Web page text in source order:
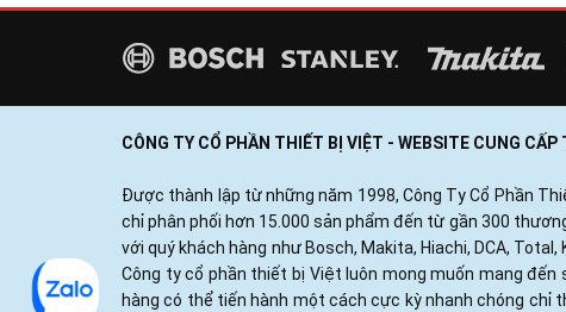
CÔNG TY CỔ PHẦN THIẾT BỊ VIỆT - WEBSITE CUNG
Được thành lập từ những năm 1998, Công Ty Cổ Phần
chỉ phân phối hơn 15.000 sản phẩm đến từ gần 300
với quý khách hàng như Bosch, Makita, Hiachi, DCA,
Công ty cổ phần thiết bị Việt luôn mong muốn mang
hàng có thể tiến hành một cách cực kỳ nhanh chóng chỉ